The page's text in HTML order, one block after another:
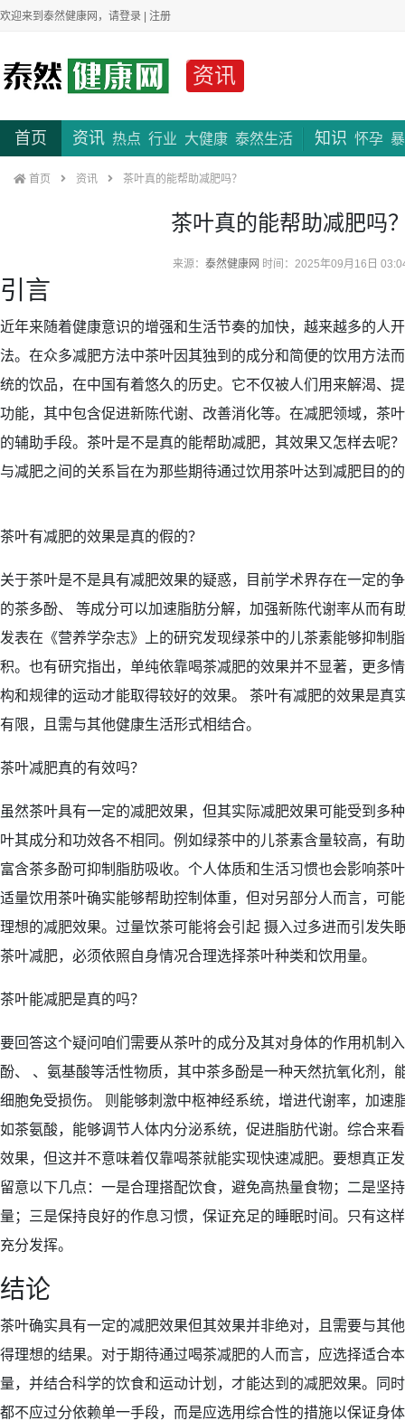
欢迎来到泰然健康网，请登录 | 注册
资讯
首页 资讯 热点 行业 大健康 泰然生活 知识 怀孕
首页 资讯 茶叶真的能帮助减肥吗？
茶叶真的能帮助减肥吗
来源： 泰然健康网 时间：2025年09月16日
引言
近年来随着健康意识的增强和生活节奏的加快，越来越多的人
法。在众多减肥方法中茶叶因其独到的成分和简便的饮用方法
统的饮品，在中国有着悠久的历史。它不仅被人们用来解渴、
功能，其中包含促进新陈代谢、改善消化等。在减肥领域，茶
的辅助手段。茶叶是不是真的能帮助减肥，其效果又怎样去呢
与减肥之间的关系旨在为那些期待通过饮用茶叶达到减肥目的
茶叶有减肥的效果是真的假的？
关于茶叶是不是具有减肥效果的疑惑，目前学术界存在一定的
的茶多酚、 等成分可以加速脂肪分解，加强新陈代谢率从而有
发表在《营养学杂志》上的研究发现绿茶中的儿茶素能够抑制
积。也有研究指出，单纯依靠喝茶减肥的效果并不显著，更多
构和规律的运动才能取得较好的效果。 茶叶有减肥的效果是真
有限，且需与其他健康生活形式相结合。
茶叶减肥真的有效吗？
虽然茶叶具有一定的减肥效果，但其实际减肥效果可能受到多
叶其成分和功效各不相同。例如绿茶中的儿茶素含量较高，有
富含茶多酚可抑制脂肪吸收。个人体质和生活习惯也会影响茶
适量饮用茶叶确实能够帮助控制体重，但对另部分人而言，可
理想的减肥效果。过量饮茶可能将会引起 摄入过多进而引发失
茶叶减肥，必须依照自身情况合理选择茶叶种类和饮用量。
茶叶能减肥是真的吗？
要回答这个疑问咱们需要从茶叶的成分及其对身体的作用机制
酚、 、氨基酸等活性物质，其中茶多酚是一种天然抗氧化剂，
细胞免受损伤。 则能够刺激中枢神经系统，增进代谢率，加速
如茶氨酸，能够调节人体内分泌系统，促进脂肪代谢。综合来
效果，但这并不意味着仅靠喝茶就能实现快速减肥。要想真正
留意以下几点：一是合理搭配饮食，避免高热量食物；二是坚
量；三是保持良好的作息习惯，保证充足的睡眠时间。只有这
充分发挥。
结论
茶叶确实具有一定的减肥效果但其效果并非绝对，且需要与其
得理想的结果。对于期待通过喝茶减肥的人而言，应选择适合
量，并结合科学的饮食和运动计划，才能达到的减肥效果。同
都不应过分依赖单一手段，而是应选用综合性的措施以保证身